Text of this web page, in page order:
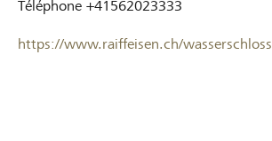
Téléphone +41562023333
https://www.raiffeisen.ch/wasserschloss